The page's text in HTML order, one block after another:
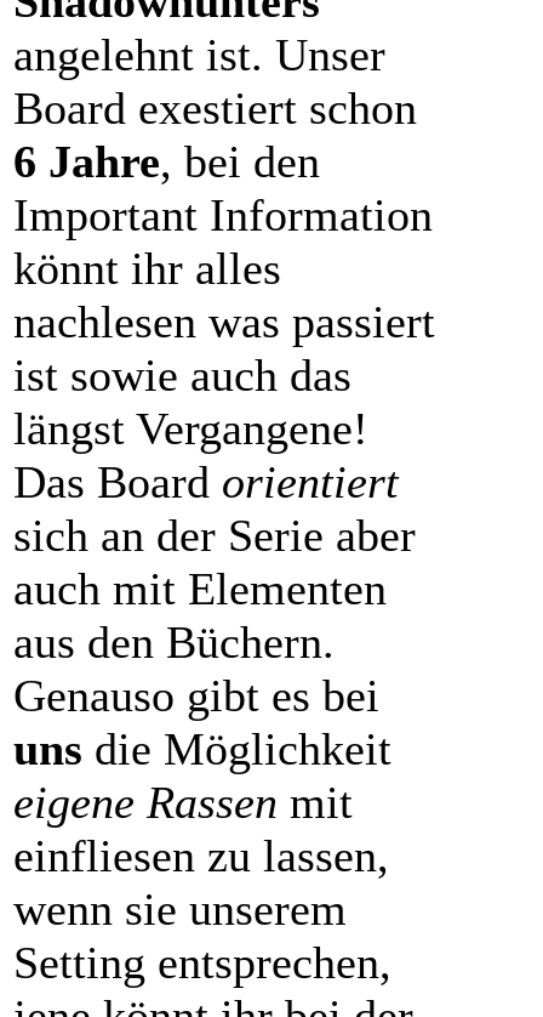
angelehnt ist. Unser
Board exestiert schon
6 Jahre, bei den
Important Information
könnt ihr alles
nachlesen was passiert
ist sowie auch das
längst Vergangene!
Das Board orientiert
sich an der Serie aber
auch mit Elementen
aus den Büchern.
Genauso gibt es bei
uns die Möglichkeit
eigene Rassen mit
einfliesen zu lassen,
wenn sie unserem
Setting entsprechen,